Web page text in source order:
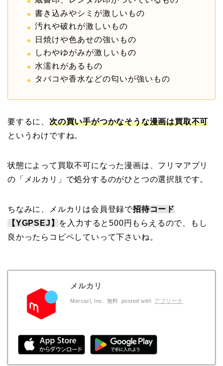
書き込みやシミが激しいもの
汚れや破れが激しいもの
日焼けや色あせの強いもの
しわやゆがみが激しいもの
水濡れがあるもの
タバコや香水などの匂いが強いもの
要するに、 次の買い手がつかなそうな漫画は買取不可
というわけですね。
状態によって買取不可になった漫画は、フリマアプリ
の「メルカリ」で処分するのがひとつの選択肢です。
ちなみに、メルカリは会員登録で招待コード
【YGPSEJ】 を入力すると500円もらえるので、もし
良かったらコピペしていって下さいね。
メルカリ
Mercari, Inc. 無料 posted with アプリーチ